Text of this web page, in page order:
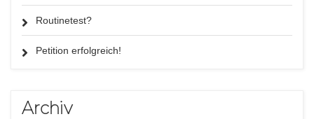
Routinetest?
Petition erfolgreich!
Archiv